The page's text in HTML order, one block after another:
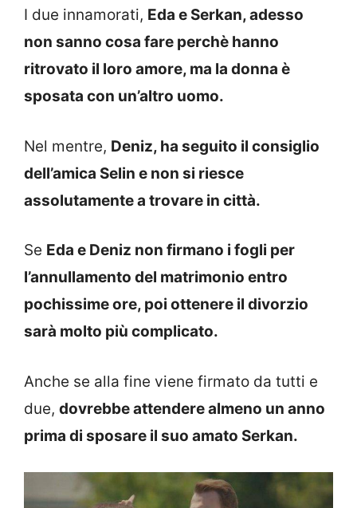
I due innamorati, Eda e Serkan, adesso
non sanno cosa fare perchè hanno
ritrovato il loro amore, ma la donna è
sposata con un’altro uomo.
Nel mentre, Deniz, ha seguito il consiglio
dell’amica Selin e non si riesce
assolutamente a trovare in città.
Se Eda e Deniz non firmano i fogli per
l’annullamento del matrimonio entro
pochissime ore, poi ottenere il divorzio
sarà molto più complicato.
Anche se alla fine viene firmato da tutti e
due, dovrebbe attendere almeno un anno
prima di sposare il suo amato Serkan.